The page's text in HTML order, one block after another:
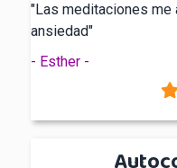
"Las meditaciones me
ansiedad"
- Esther -